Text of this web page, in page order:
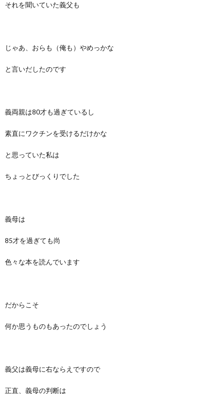
それを聞いていた義父も
じゃあ、おらも（俺も）やめっかな
と言いだしたのです
義両親は80才も過ぎているし
素直にワクチンを受けるだけかな
と思っていた私は
ちょっとびっくりでした
義母は
85才を過ぎても尚
色々な本を読んでいます
だからこそ
何か思うものもあったのでしょう
義父は義母に右ならえですので
正直、義母の判断は